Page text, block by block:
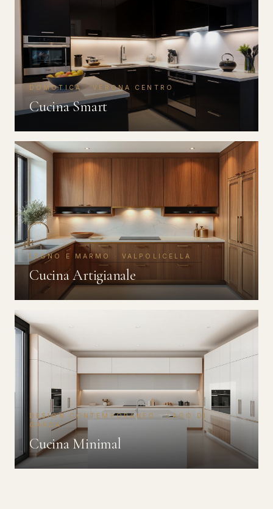
DOMOTICA · VERONA CENTRO
Cucina Smart
LEGNO E MARMO · VALPOLICELLA
Cucina Artigianale
DESIGN CONTEMPORANEO · LAGO DI
GARDA
Cucina Minimal